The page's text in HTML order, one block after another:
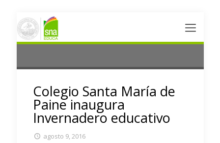
Colegio Santa María de
Paine inaugura
Invernadero educativo
agosto 9, 2016